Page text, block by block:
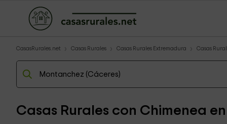
CasasRurales.net Casas Rurales Casas Rurales Extremadura Casas
Casas Rurales con Chimenea